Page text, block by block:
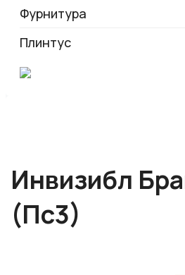
Фурнитура
Плинтус
Инвизибл
(Пc3)